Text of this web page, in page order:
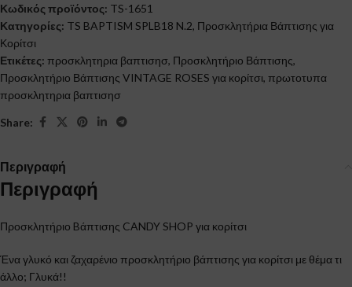
Κωδικός προϊόντος: TS-1651
Κατηγορίες: TS BAPTISM SPLB18 N.2, Προσκλητήρια Βάπτισης για
Κορίτσι
Ετικέτες: προσκλητηρια βαπτισησ, Προσκλητήριο Βάπτισης,
Προσκλητήριο Βάπτισης VINTAGE ROSES για κορίτσι, πρωτοτυπα
προσκλητηρια βαπτισησ
Share:
Περιγραφή
Περιγραφή
Προσκλητήριο Bάπτισης CANDY SHOP για κορίτσι
Ένα γλυκό και ζαχαρένιο προσκλητήριο βάπτισης για κορίτσι με θέμα τι
άλλο; Γλυκά!!